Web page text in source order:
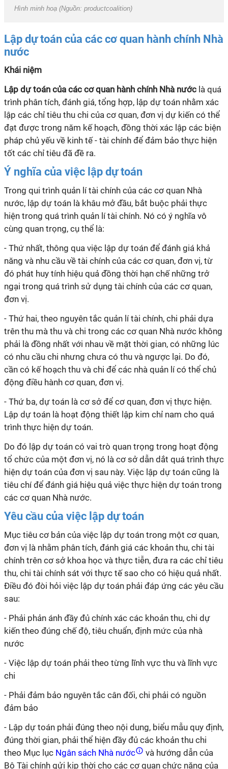
Hình minh hoạ (Nguồn: productcoalition)
Lập dự toán của các cơ quan hành chính Nhà
nước
Khái niệm
Lập dự toán của các cơ quan hành chính Nhà nước là quá
trình phân tích, đánh giá, tổng hợp, lập dự toán nhằm xác
lập các chỉ tiêu thu chi của cơ quan, đơn vị dự kiến có thể
đạt được trong năm kế hoạch, đồng thời xác lập các biện
pháp chủ yếu về kinh tế - tài chính để đảm bảo thực hiện
tốt các chỉ tiêu đã đề ra.
Ý nghĩa của việc lập dự toán
Trong qui trình quản lítài chính của các cơ quan Nhà
nước, lập dự toán là khâu mở đầu, bắt buộc phải thực
hiện trong quá trình quản lítài chính. Nó có ý nghĩa vô
cùng quan trọng, cụ thể là:
- Thứ nhất, thông qua việc lập dự toán để đánh giá khả
năng và nhu cầu về tài chính của các cơ quan, đơn vị, từ
đó phát huy tính hiệu quả đồng thời hạn chế những trở
ngại trong quá trình sử dụng tài chính của các cơ quan,
đơn vị.
- Thứ hai, theo nguyên tắc quản lítài chính, chi phải dựa
trên thu mà thu và chi trong các cơ quan Nhà nước không
phải là đồng nhất với nhau về mặt thời gian, có những lúc
có nhu cầu chi nhưng chưa có thu và ngược lại. Do đó,
cần có kế hoạch thu và chi để các nhà quản lícó thể chủ
động điều hành cơ quan, đơn vị.
- Thứ ba, dự toán là cơ sở để cơ quan, đơn vị thực hiện.
Lập dự toán là hoạt động thiết lập kim chỉ nam cho quá
trình thực hiện dự toán.
Do đó lập dự toán có vai trò quan trọng trong hoạt động
tổ chức của một đơn vị, nó là cơ sở dẫn dắt quá trình thực
hiện dự toán của đơn vị sau này. Việc lập dự toán cũng là
tiêu chí để đánh giá hiệu quả việc thực hiện dự toán trong
các cơ quan Nhà nước.
Yêu cầu của việc lập dự toán
Mục tiêu cơ bản của việc lập dự toán trong một cơ quan,
đơn vị là nhằm phân tích, đánh giá các khoản thu, chi tài
chính trên cơ sở khoa học và thực tiễn, đưa ra các chỉ tiêu
thu, chi tài chính sát với thực tế sao cho có hiệu quả nhất.
Điều đó đòi hỏi việc lập dự toán phải đáp ứng các yêu cầu
sau:
- Phải phản ánh đầy đủ chính xác các khoản thu, chi dự
kiến theo đúng chế độ, tiêu chuẩn, định mức của nhà
nước
- Việc lập dự toán phải theo từng lĩnh vực thu và lĩnh vực
chi
- Phải đảm bảo nguyên tắc cân đối, chi phải có nguồn
đảm bảo
- Lập dự toán phải đúng theo nội dung, biểu mẫu quy định,
đúng thời gian, phải thể hiện đầy đủ các khoản thu chi
theo Mục lục Ngân sách Nhà nước
và hướng dẫn của
Bộ Tài chính gửi kịp thời cho các cơ quan chức năng của